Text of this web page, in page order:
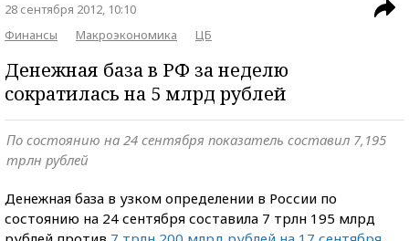
28 сентября 2012, 10:10
Финансы
Макроэкономика ЦБ
Денежная база в РФ за неделю
сократилась на 5 млрд рублей
По состоянию на 24 сентября показатель составил 7,195
трлн рублей
Денежная база в узком определении в России по
состоянию на 24 сентября составила 7 трлн 195 млрд